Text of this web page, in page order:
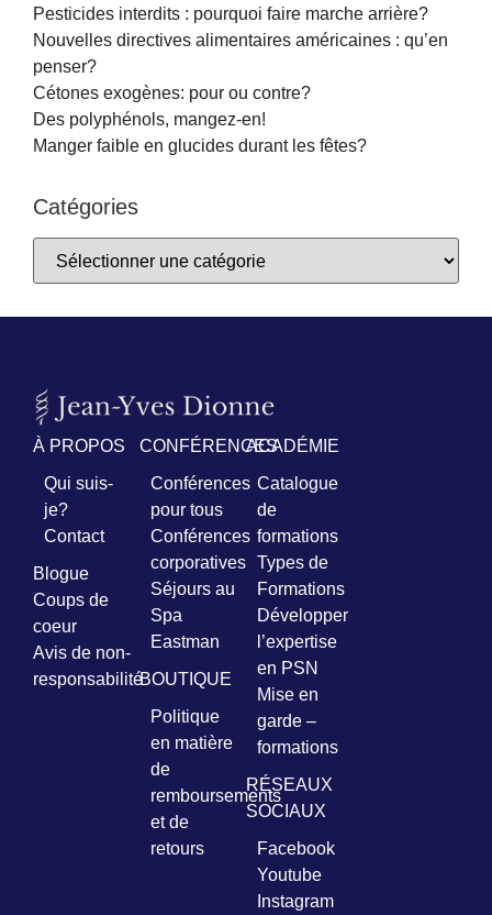
Pesticides interdits : pourquoi faire marche arrière?
Nouvelles directives alimentaires américaines : qu’en
penser?
Cétones exogènes: pour ou contre?
Des polyphénols, mangez-en!
Manger faible en glucides durant les fêtes?
Catégories
À PROPOS
Qui suis-
je?
Contact
Blogue
Coups de
coeur
Avis de non-
responsabilité
CONFÉRENCES
Conférences
pour tous
Conférences
corporatives
Séjours au
Spa
Eastman
BOUTIQUE
Politique
en matière
de
remboursements
et de
retours
ACADÉMIE
Catalogue
de
formations
Types de
Formations
Développer
l’expertise
en PSN
Mise en
garde –
formations
RÉSEAUX
SOCIAUX
Facebook
Youtube
Instagram